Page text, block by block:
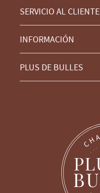
SERVICIO AL CLIENTE
INFORMACIÓN
PLUS DE BULLES